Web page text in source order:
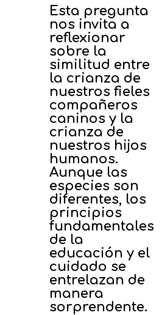
Esta pregunta
nos invita a
reflexionar
sobre la
similitud entre
la crianza de
nuestros fieles
compañeros
caninos y la
crianza de
nuestros hijos
humanos.
Aunque las
especies son
diferentes, los
principios
fundamentales
de la
educación y el
cuidado se
entrelazan de
manera
sorprendente.